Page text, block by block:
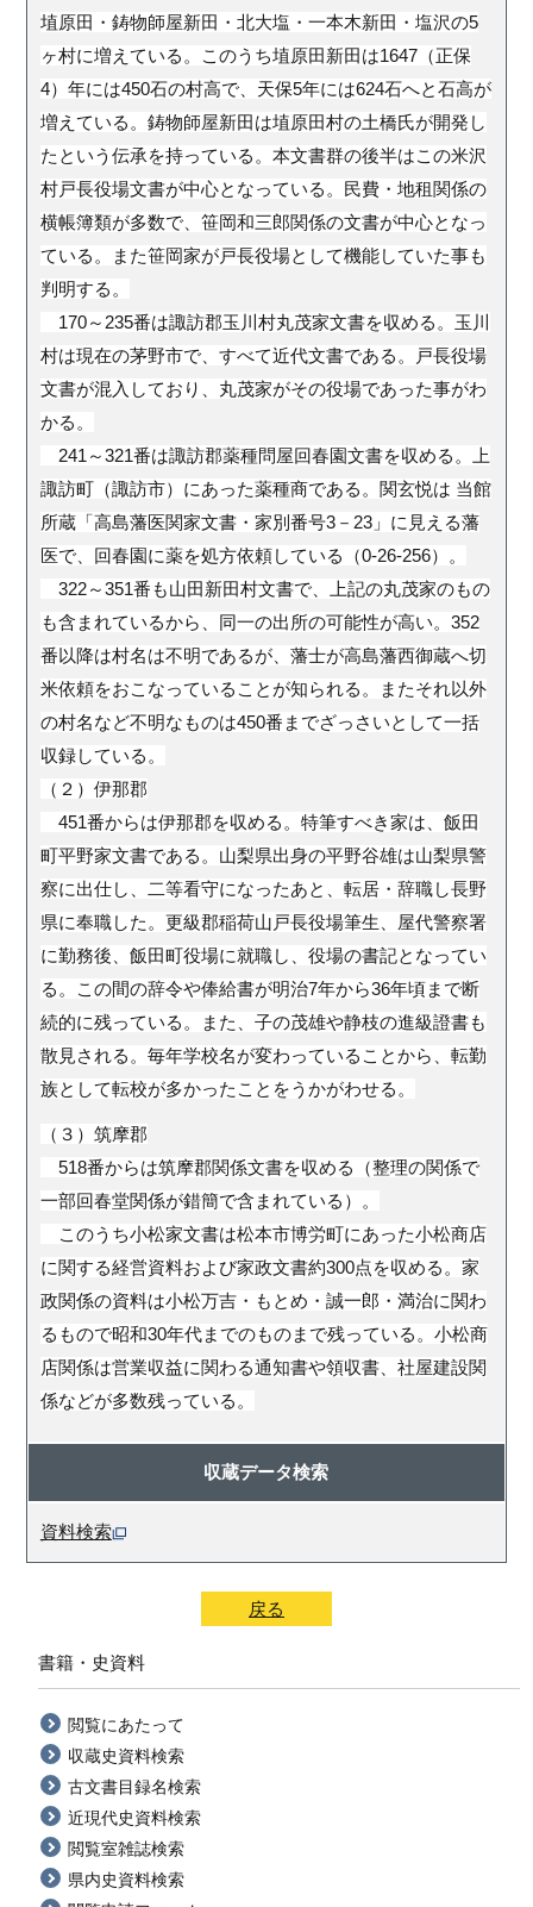
埴原田・鋳物師屋新田・北大塩・一本木新田・塩沢の5
ヶ村に増えている。このうち埴原田新田は1647（正保
4）年には450石の村高で、天保5年には624石へと石高が
増えている。鋳物師屋新田は埴原田村の土橋氏が開発し
たという伝承を持っている。本文書群の後半はこの米沢
村戸長役場文書が中心となっている。民費・地租関係の
横帳簿類が多数で、笹岡和三郎関係の文書が中心となっ
ている。また笹岡家が戸長役場として機能していた事も
判明する。
170～235番は諏訪郡玉川村丸茂家文書を収める。玉川
村は現在の茅野市で、すべて近代文書である。戸長役場
文書が混入しており、丸茂家がその役場であった事がわ
かる。
241～321番は諏訪郡薬種問屋回春園文書を収める。上
諏訪町（諏訪市）にあった薬種商である。関玄悦は 当館
所蔵「高島藩医関家文書・家別番号3－23」に見える藩
医で、回春園に薬を処方依頼している（0-26-256）。
322～351番も山田新田村文書で、上記の丸茂家のもの
も含まれているから、同一の出所の可能性が高い。352
番以降は村名は不明であるが、藩士が高島藩西御蔵へ切
米依頼をおこなっていることが知られる。またそれ以外
の村名など不明なものは450番までざっさいとして一括
収録している。
（２）伊那郡
451番からは伊那郡を収める。特筆すべき家は、飯田
町平野家文書である。山梨県出身の平野谷雄は山梨県警
察に出仕し、二等看守になったあと、転居・辞職し長野
県に奉職した。更級郡稲荷山戸長役場筆生、屋代警察署
に勤務後、飯田町役場に就職し、役場の書記となってい
る。この間の辞令や俸給書が明治7年から36年頃まで断
続的に残っている。また、子の茂雄や静枝の進級證書も
散見される。毎年学校名が変わっていることから、転勤
族として転校が多かったことをうかがわせる。
（３）筑摩郡
518番からは筑摩郡関係文書を収める（整理の関係で
一部回春堂関係が錯簡で含まれている）。
このうち小松家文書は松本市博労町にあった小松商店
に関する経営資料および家政文書約300点を収める。家
政関係の資料は小松万吉・もとめ・誠一郎・満治に関わ
るもので昭和30年代までのものまで残っている。小松商
店関係は営業収益に関わる通知書や領収書、社屋建設関
係などが多数残っている。
収蔵データ検索
資料検索
戻る
書籍・史資料
閲覧にあたって
収蔵史資料検索
古文書目録名検索
近現代史資料検索
閲覧室雑誌検索
県内史資料検索